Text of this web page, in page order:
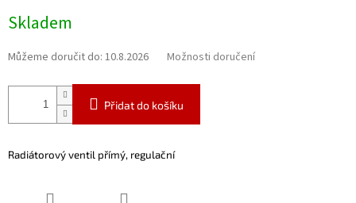
cena:
Skladem
Můžeme doručit do: 10.8.2026 Možnosti doručení
Přidat do košíku
Radiátorový ventil přímý, regulační